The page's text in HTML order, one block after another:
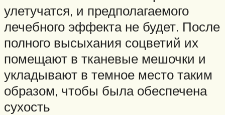
улетучатся, и предполагаемого
лечебного эффекта не будет. После
полного высыхания соцветий их
помещают в тканевые мешочки и
укладывают в темное место таким
образом, чтобы была обеспечена
сухость